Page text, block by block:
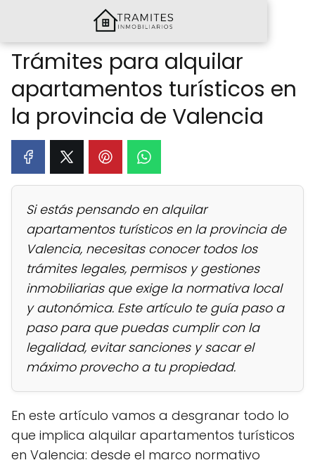
Trámites para alquilar
apartamentos turísticos en
la provincia de Valencia
Si estás pensando en alquilar
apartamentos turísticos en la provincia de
Valencia, necesitas conocer todos los
trámites legales, permisos y gestiones
inmobiliarias que exige la normativa local
y autonómica. Este artículo te guía paso a
paso para que puedas cumplir con la
legalidad, evitar sanciones y sacar el
máximo provecho a tu propiedad.
En este artículo vamos a desgranar todo lo
que implica alquilar apartamentos turísticos
en Valencia: desde el marco normativo